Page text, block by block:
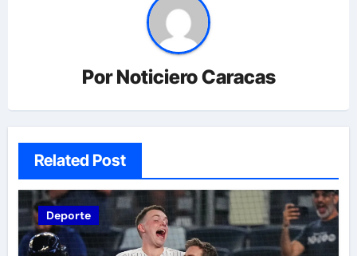
PorNoticiero Caracas
Related Post
Deporte